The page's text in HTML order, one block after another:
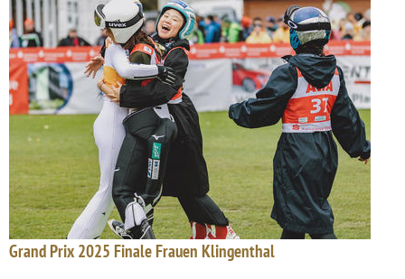
Grand Prix 2025 Finale Frauen Klingenthal